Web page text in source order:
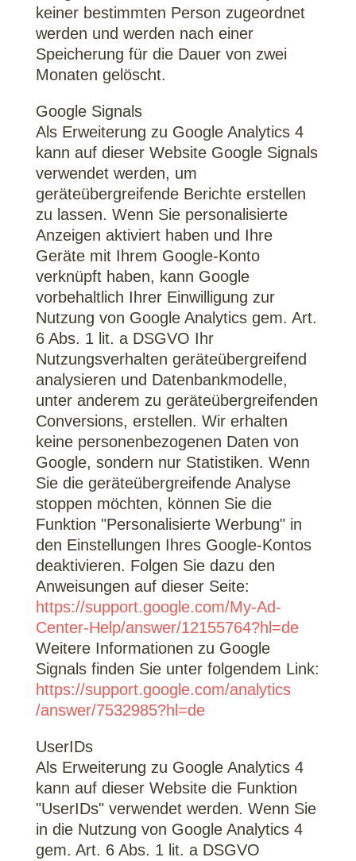
keiner bestimmten Person zugeordnet
werden und werden nach einer
Speicherung für die Dauer von zwei
Monaten gelöscht.
Google Signals
Als Erweiterung zu Google Analytics 4
kann auf dieser Website Google Signals
verwendet werden, um
geräteübergreifende Berichte erstellen
zu lassen. Wenn Sie personalisierte
Anzeigen aktiviert haben und Ihre
Geräte mit Ihrem Google-Konto
verknüpft haben, kann Google
vorbehaltlich Ihrer Einwilligung zur
Nutzung von Google Analytics gem. Art.
6 Abs. 1 lit. a DSGVO Ihr
Nutzungsverhalten geräteübergreifend
analysieren und Datenbankmodelle,
unter anderem zu geräteübergreifenden
Conversions, erstellen. Wir erhalten
keine personenbezogenen Daten von
Google, sondern nur Statistiken. Wenn
Sie die geräteübergreifende Analyse
stoppen möchten, können Sie die
Funktion "Personalisierte Werbung" in
den Einstellungen Ihres Google-Kontos
deaktivieren. Folgen Sie dazu den
Anweisungen auf dieser Seite:
https://support.google.com/My-Ad-
Center-Help/answer/12155764?hl=de
Weitere Informationen zu Google
Signals finden Sie unter folgendem Link:
https://support.google.com/analytics
/answer/7532985?hl=de
UserIDs
Als Erweiterung zu Google Analytics 4
kann auf dieser Website die Funktion
"UserIDs" verwendet werden. Wenn Sie
in die Nutzung von Google Analytics 4
gem. Art. 6 Abs. 1 lit. a DSGVO